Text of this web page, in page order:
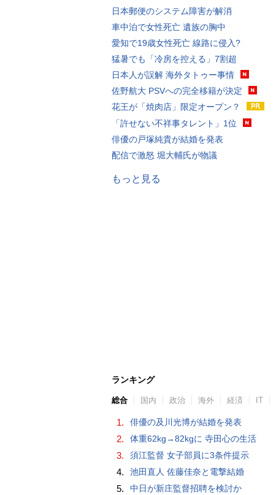
日本郵便のシステム障害が解消
車中泊で女性死亡 遺族の胸中
愛知で19歳女性死亡 線路に侵入?
猛暑でも「冷房を控える」7割超
日本人が誤解 海外タトゥー事情
佐野航大 PSVへの完全移籍が決定
花王が「焼肉店」限定オープン？
「許せない不祥事タレント」1位
俳優の戸塚純貴が結婚を発表
配信で激怒 堀大輔氏が物議
もっと見る
ランキング
総合 国内 政治 海外 経済 IT
1. 俳優の及川光博が結婚を発表
2. 体重62kg→82kgに 寺田心の生活
3. 須江監督 女子部員に3条件提示
4. 池田直人 佐藤佳奈と電撃結婚
5. 中日が新庄監督招聘を検討か